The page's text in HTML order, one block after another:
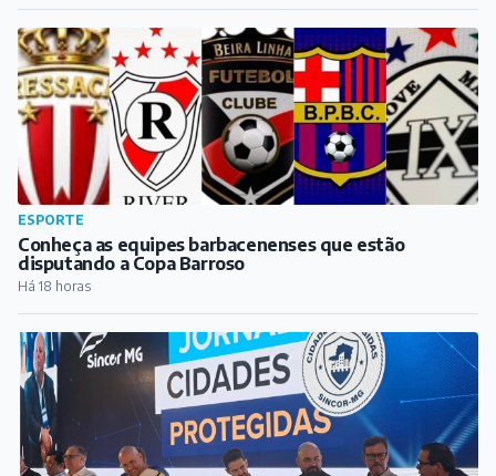
Há 18 horas
REGIÃO
Projeto Cidades Protegidas debate prevenção e
seguros para municípios em São João del-Rei
Há 19 horas